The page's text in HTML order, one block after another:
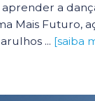
a
Mais Futuro,
... [saiba